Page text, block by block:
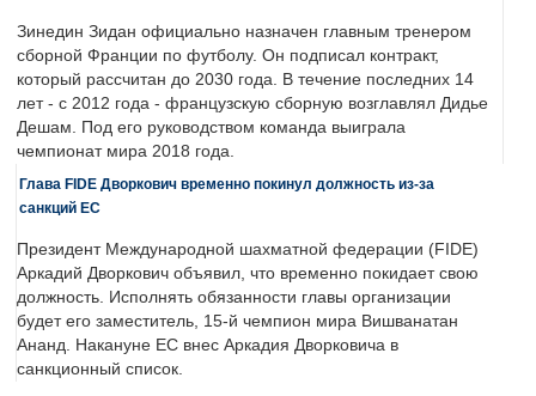
Зинедин Зидан официально назначен главным тренером
сборной Франции по футболу. Он подписал контракт,
который рассчитан до 2030 года. В течение последних 14
лет - с 2012 года - французскую сборную возглавлял Дидье
Дешам. Под его руководством команда выиграла
чемпионат мира 2018 года.
Глава FIDE Дворкович временно покинул должность из-за
санкций ЕС
Президент Международной шахматной федерации (FIDE)
Аркадий Дворкович объявил, что временно покидает свою
должность. Исполнять обязанности главы организации
будет его заместитель, 15-й чемпион мира Вишванатан
Ананд. Накануне ЕС внес Аркадия Дворковича в
санкционный список.